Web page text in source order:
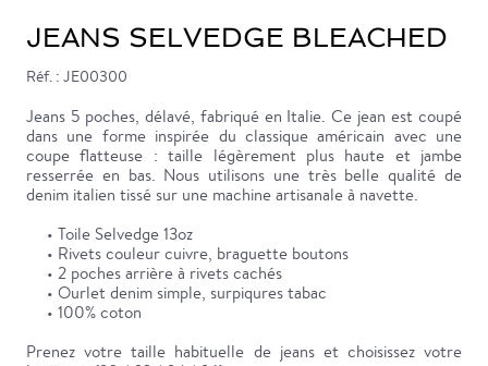
JEANS SELVEDGE BLEACHED
Réf. : JE00300
Jeans 5 poches, délavé, fabriqué en Italie. Ce jean est coupé
dans une forme inspirée du classique américain avec une
coupe flatteuse : taille légèrement plus haute et jambe
resserrée en bas. Nous utilisons une très belle qualité de
denim italien tissé sur une machine artisanale à navette.
• Toile Selvedge 13oz
• Rivets couleur cuivre, braguette boutons
• 2 poches arrière à rivets cachés
• Ourlet denim simple, surpiqures tabac
• 100% coton
Prenez votre taille habituelle de jeans et choisissez votre